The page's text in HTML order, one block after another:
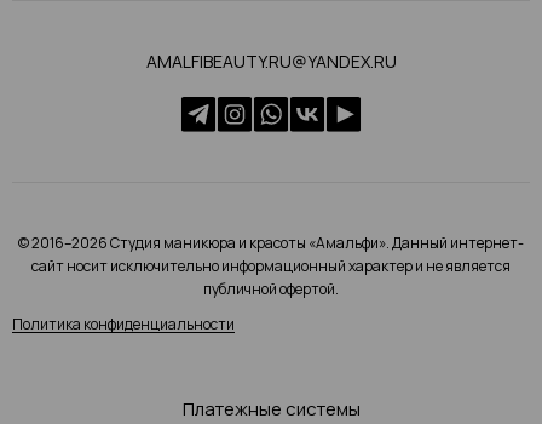
AMALFIBEAUTY.RU@YANDEX.RU
© 2016–2026 Студия маникюра и красоты «Амальфи». Данный интернет-
сайт носит исключительно информационный характер и не является
публичной офертой.
Политика конфиденциальности
Платежные системы